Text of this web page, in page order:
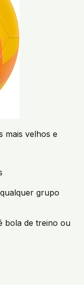
mais velhos e
grupo
bola de treino ou